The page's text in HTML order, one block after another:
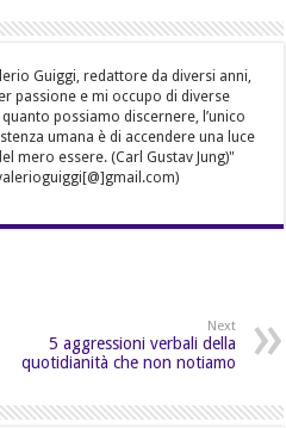
Guiggi, redattore da diversi anni,
passione e mi occupo di diverse
possiamo discernere, l’unico
umana è di accendere una luce
mero essere. (Carl Gustav Jung)"
Next
5 aggressioni verbali della
quotidianità che non notiamo